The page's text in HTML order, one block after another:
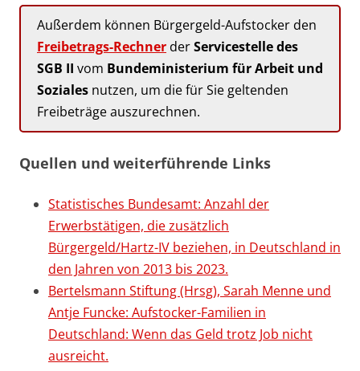
Außerdem können Bürgergeld-Aufstocker den
Freibetrags-Rechner derServicestelle des
SGB II vom Bundeministerium für Arbeit und
Soziales nutzen, um die für Sie geltenden
Freibeträge auszurechnen.
Quellen und weiterführende Links
Statistisches Bundesamt: Anzahl der
Erwerbstätigen, die zusätzlich
Bürgergeld/Hartz-IV beziehen, in Deutschland in
den Jahren von 2013 bis 2023.
Bertelsmann Stiftung (Hrsg), Sarah Menne und
Antje Funcke: Aufstocker-Familien in
Deutschland: Wenn das Geld trotz Job nicht
ausreicht.